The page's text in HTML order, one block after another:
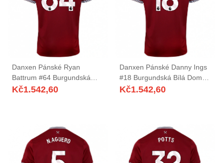
Danxen Pánské Ryan
Battrum #64 Burgundská
Bílá Domů Hráčské Dresy
Kč1.542,60
Danxen Pánské Danny Ings
#18 Burgundská Bílá Domů
Hráčské Dresy 2025/26 Dres
Kč1.542,60